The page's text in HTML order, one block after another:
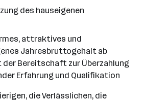
des hauseigenen
attraktives und
Jahresbruttogehalt ab
der Bereitschaft zur Überzahlung
Erfahrung und Qualifikation
die Verlässlichen, die